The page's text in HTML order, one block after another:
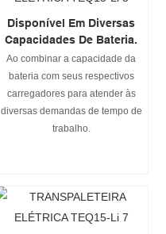
Disponível Em Diversas
Capacidades De Bateria.
Ao combinar a capacidade da
bateria com seus respectivos
carregadores para atender às
diversas demandas de tempo de
trabalho.